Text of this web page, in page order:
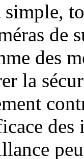
de
des
la